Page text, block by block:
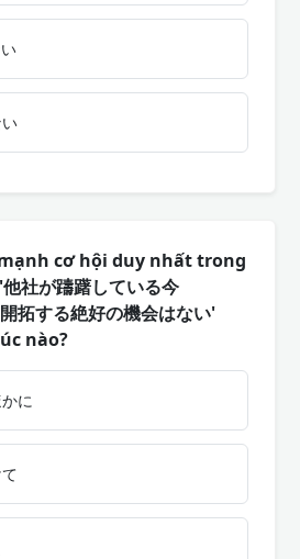
cơ hội duy nhất trong
社が躊躇している今
拓する絶好の機会はない'
nào?
に